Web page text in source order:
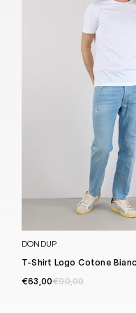
DONDUP
T-Shirt Logo Cotone
€63,00€90,00